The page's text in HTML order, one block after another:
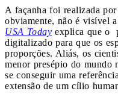
A façanha foi realizada
obviamente, não é visível
USA Today explica que o
digitalizado para que os
proporções. Aliás, os
menor presépio do mundo
se conseguir uma
extensão de um cílio